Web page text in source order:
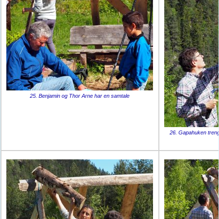
25. Benjamin og Thor Arne har en samtale
26. Gapahuken